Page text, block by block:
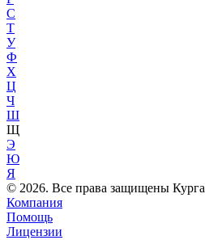
С
Т
У
Ф
Х
Ц
Ч
Ш
Щ
Э
Ю
Я
© 2026. Все права защищены
Компания
Помощь
Лицензии